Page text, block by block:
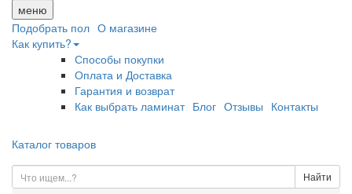
меню
Подобрать пол О магазине
Как купить?
Способы покупки
Оплата и Доставка
Гарантия и возврат
Как выбрать ламинат Блог Отзывы Контакты
Каталог товаров
Найти